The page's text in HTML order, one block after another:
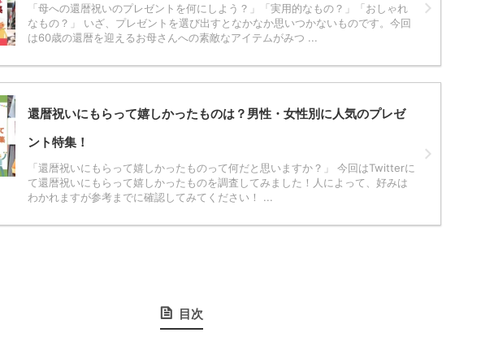
「母への還暦祝いのプレゼントを何にしよう？」「実用的なもの？」「おしゃれ
なもの？」 いざ、プレゼントを選び出すとなかなか思いつかないものです。今回
は60歳の還暦を迎えるお母さんへの素敵なアイテムがみつ ...
還暦祝いにもらって嬉しかったものは？男性・女性別に人気のプレゼ
ント特集！
「還暦祝いにもらって嬉しかったものって何だと思いますか？」 今回はTwitterに
て還暦祝いにもらって嬉しかったものを調査してみました！人によって、好みは
わかれますが参考までに確認してみてください！ ...
目次